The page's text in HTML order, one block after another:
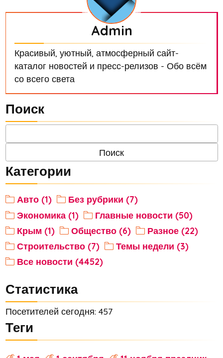
Admin
Красивый, уютный, атмосферный сайт-
каталог новостей и пресс-релизов - Обо всём
со всего света
Поиск
Категории
Авто (1)
Без рубрики (7)
Экономика (1)
Главные новости (50)
Крым (1)
Общество (6)
Разное (22)
Строительство (7)
Темы недели (3)
Все новости (4452)
Статистика
Посетителей сегодня: 457
Теги